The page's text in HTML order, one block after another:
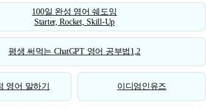
100일 완성 영어 쉐도잉
Starter, Rocket, Skill-Up
평생 써먹는 ChatGPT 영어 공부법1,2
영어 말하기 이디엄인유즈